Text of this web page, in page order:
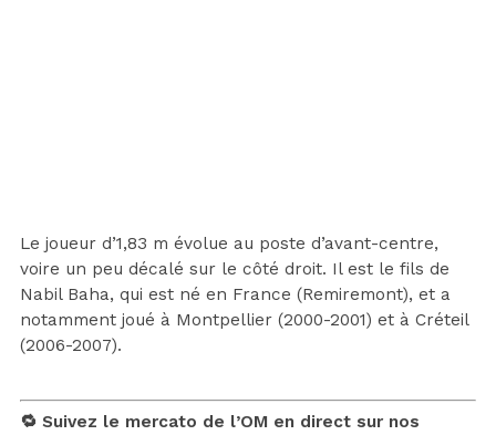
Le joueur d’1,83 m évolue au poste d’avant-centre,
voire un peu décalé sur le côté droit. Il est le fils de
Nabil Baha, qui est né en France (Remiremont), et a
notamment joué à Montpellier (2000-2001) et à Créteil
(2006-2007).
🔁 Suivez le mercato de l’OM en direct sur nos